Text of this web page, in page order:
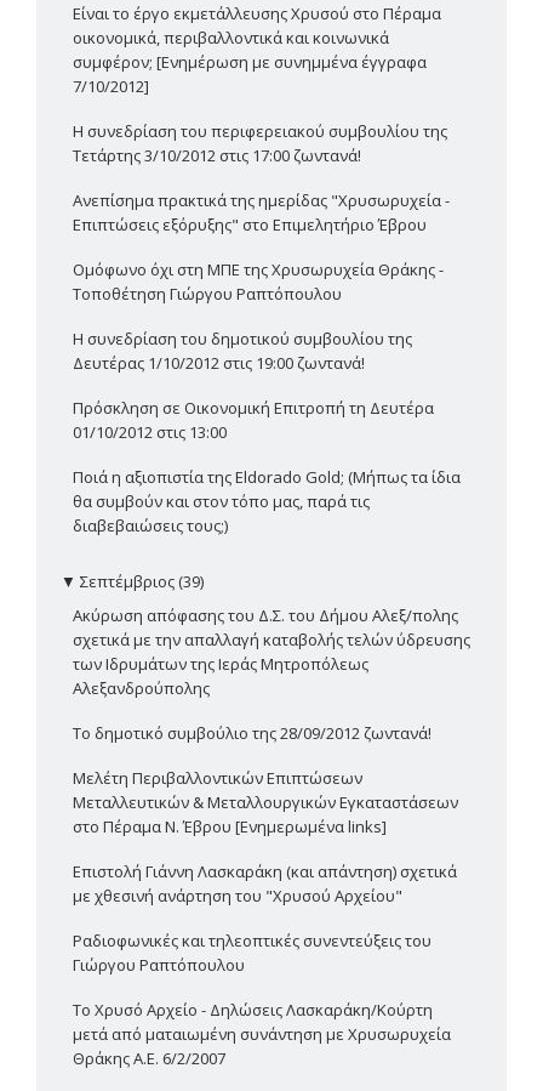
Είναι το έργο εκμετάλλευσης Χρυσού στο Πέραμα
οικονομικά, περιβαλλοντικά και κοινωνικά
συμφέρον; [Ενημέρωση με συνημμένα έγγραφα
7/10/2012]
Η συνεδρίαση του περιφερειακού συμβουλίου της
Τετάρτης 3/10/2012 στις 17:00 ζωντανά!
Ανεπίσημα πρακτικά της ημερίδας "Χρυσωρυχεία -
Επιπτώσεις εξόρυξης" στο Επιμελητήριο Έβρου
Ομόφωνο όχι στη ΜΠΕ της Χρυσωρυχεία Θράκης -
Τοποθέτηση Γιώργου Ραπτόπουλου
Η συνεδρίαση του δημοτικού συμβουλίου της
Δευτέρας 1/10/2012 στις 19:00 ζωντανά!
Πρόσκληση σε Οικονομική Επιτροπή τη Δευτέρα
01/10/2012 στις 13:00
Ποιά η αξιοπιστία της Eldorado Gold; (Μήπως τα ίδια
θα συμβούν και στον τόπο μας, παρά τις
διαβεβαιώσεις τους;)
▼ Σεπτέμβριος (39)
Ακύρωση απόφασης του Δ.Σ. του Δήμου Αλεξ/πολης
σχετικά με την απαλλαγή καταβολής τελών ύδρευσης
των Ιδρυμάτων της Ιεράς Μητροπόλεως
Αλεξανδρούπολης
Το δημοτικό συμβούλιο της 28/09/2012 ζωντανά!
Μελέτη Περιβαλλοντικών Επιπτώσεων
Μεταλλευτικών & Μεταλλουργικών Εγκαταστάσεων
στο Πέραμα Ν. Έβρου [Ενημερωμένα links]
Επιστολή Γιάννη Λασκαράκη (και απάντηση) σχετικά
με χθεσινή ανάρτηση του "Χρυσού Αρχείου"
Ραδιοφωνικές και τηλεοπτικές συνεντεύξεις του
Γιώργου Ραπτόπουλου
Το Χρυσό Αρχείο - Δηλώσεις Λασκαράκη/Κούρτη
μετά από ματαιωμένη συνάντηση με Χρυσωρυχεία
Θράκης Α.Ε. 6/2/2007